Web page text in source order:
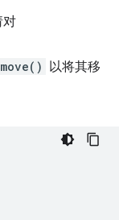
对
以将其移